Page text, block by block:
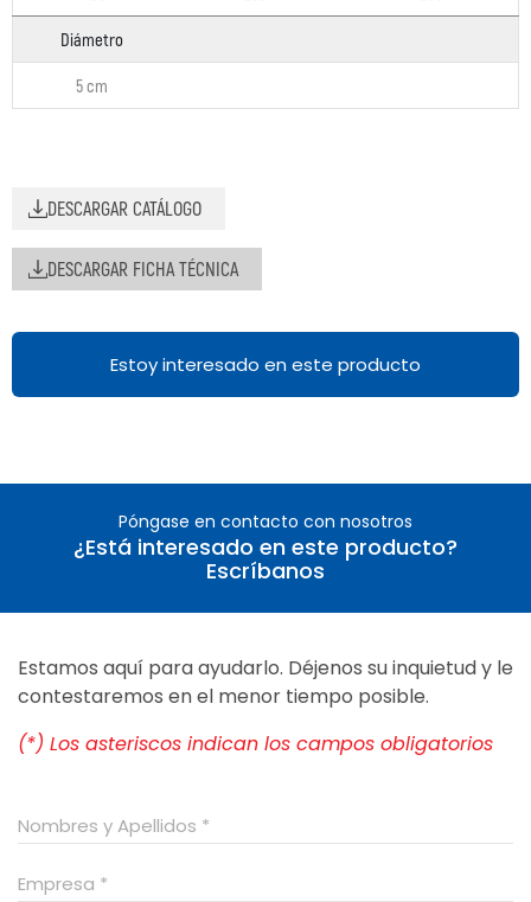
Diámetro
5 cm
DESCARGAR CATÁLOGO
DESCARGAR FICHA TÉCNICA
Estoy interesado en este producto
Póngase en contacto con nosotros
¿Está interesado en este producto?
Escríbanos
Estamos aquí para ayudarlo. Déjenos su inquietud y le
contestaremos en el menor tiempo posible.
(*) Los asteriscos indican los campos obligatorios